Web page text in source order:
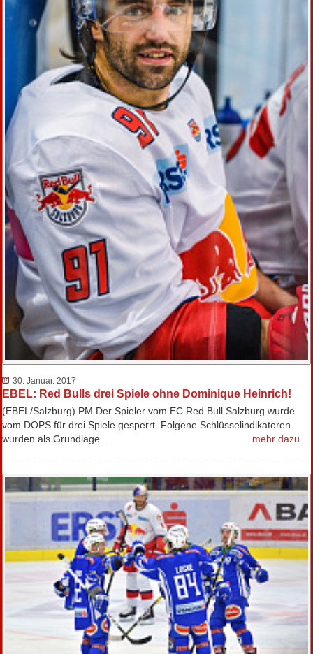
30. Januar. 2017
EBEL: Red Bulls drei Spiele ohne Dominique Heinrich!
(EBEL/Salzburg) PM Der Spieler vom EC Red Bull Salzburg wurde
vom DOPS für drei Spiele gesperrt. Folgene Schlüsselindikatoren
wurden als Grundlage…
mehr dazu...